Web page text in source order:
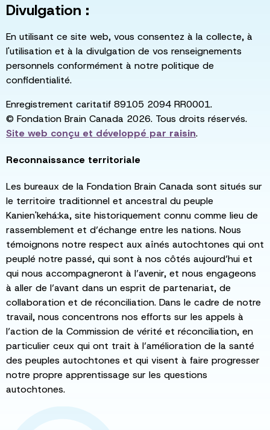
Divulgation :
En utilisant ce site web, vous consentez à la collecte, à
l'utilisation et à la divulgation de vos renseignements
personnels conformément à notre politique de
confidentialité.
Enregistrement caritatif 89105 2094 RR0001.
© Fondation Brain Canada 2026. Tous droits réservés.
Site web conçu et développé par raisin.
Reconnaissance territoriale
Les bureaux de la Fondation Brain Canada sont situés sur
le territoire traditionnel et ancestral du peuple
Kanien'kehá:ka, site historiquement connu comme lieu de
rassemblement et d’échange entre les nations. Nous
témoignons notre respect aux aînés autochtones qui ont
peuplé notre passé, qui sont à nos côtés aujourd’hui et
qui nous accompagneront à l’avenir, et nous engageons
à aller de l’avant dans un esprit de partenariat, de
collaboration et de réconciliation. Dans le cadre de notre
travail, nous concentrons nos efforts sur les appels à
l’action de la Commission de vérité et réconciliation, en
particulier ceux qui ont trait à l’amélioration de la santé
des peuples autochtones et qui visent à faire progresser
notre propre apprentissage sur les questions
autochtones.